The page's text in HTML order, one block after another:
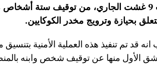
الوطني، يوم السبت 9 غشت الجاري، من توقيف
بحيازة وترويج مخدر الكوكايين.
قد تم تنفيذ هذه العملية الأمنية
الأول منها عن توقيف شخص وابنه